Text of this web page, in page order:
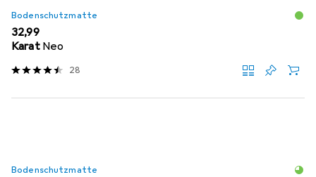
Bodenschutzmatte
EUR
32,99
Karat Neo
28
Bodenschutzmatte